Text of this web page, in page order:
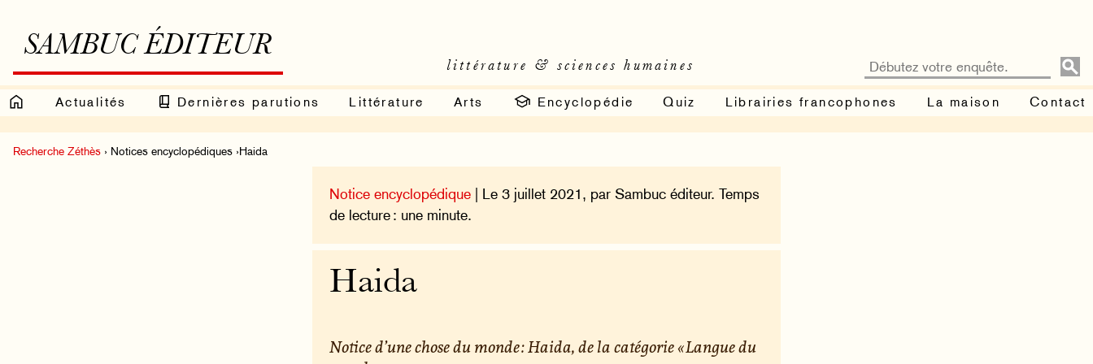
SAMBUC ÉDITEUR
littérature & sciences humaines
Actualités Dernières parutions Littérature Arts Encyclopédie Quiz Librairies francophones La maison Contact
Recherche Zéthès › Notices encyclopédiques ›Haida
Notice encyclopédique | Le 3 juillet 2021, par Sambuc éditeur. Temps
de lecture : une minute.
Haida
Notice d’une chose du monde : Haida, de la catégorie « Langue du